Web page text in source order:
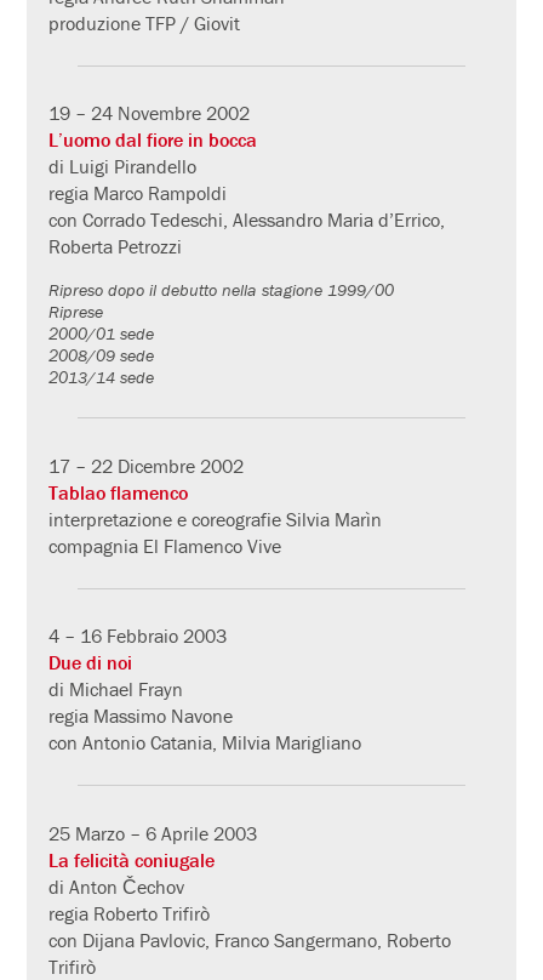
produzione TFP / Giovit
19 – 24 Novembre 2002
L’uomo dal fiore in bocca
di Luigi Pirandello
regia Marco Rampoldi
con Corrado Tedeschi, Alessandro Maria d’Errico,
Roberta Petrozzi
Ripreso dopo il debutto nella stagione 1999/00
Riprese
2000/01 sede
2008/09 sede
2013/14 sede
17 – 22 Dicembre 2002
Tablao flamenco
interpretazione e coreografie Silvia Marìn
compagnia El Flamenco Vive
4 – 16 Febbraio 2003
Due di noi
di Michael Frayn
regia Massimo Navone
con Antonio Catania, Milvia Marigliano
25 Marzo – 6 Aprile 2003
La felicità coniugale
di Anton Čechov
regia Roberto Trifirò
con Dijana Pavlovic, Franco Sangermano, Roberto
Trifirò